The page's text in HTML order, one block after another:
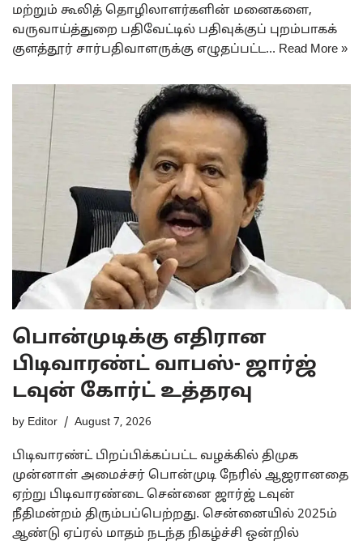
மற்றும் கூலித் தொழிலாளர்களின் மனைகளை,
வருவாய்த்துறை பதிவேட்டில் பதிவுக்குப் புறம்பாகக்
குளத்தூர் சார்பதிவாளருக்கு எழுதப்பட்ட… Read More »
பொன்முடிக்கு எதிரான
பிடிவாரண்ட் வாபஸ்- ஜார்ஜ்
டவுன் கோர்ட் உத்தரவு
by Editor August 7, 2026
பிடிவாரண்ட் பிறப்பிக்கப்பட்ட வழக்கில் திமுக
முன்னாள் அமைச்சர் பொன்முடி நேரில் ஆஜரானதை
ஏற்று பிடிவாரண்டை சென்னை ஜார்ஜ் டவுன்
நீதிமன்றம் திரும்பப்பெற்றது. சென்னையில் 2025ம்
ஆண்டு ஏப்ரல் மாதம் நடந்த நிகழ்ச்சி ஒன்றில்